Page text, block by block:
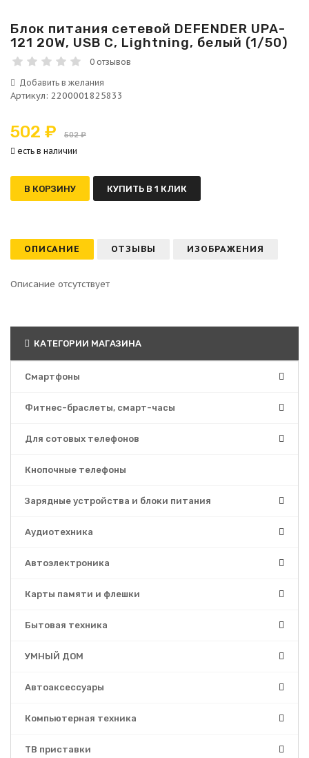
Блок питания сетевой DEFENDER UPA-
121 20W, USB C, Lightning, белый (1/50)
0 отзывов
Артикул: 2200001825833
502 ₽ 502 ₽
есть в наличии
В КОРЗИНУ КУПИТЬ В 1 КЛИК
ОПИСАНИЕ ОТЗЫВЫ ИЗОБРАЖЕНИЯ
Описание отсутствует
КАТЕГОРИИ МАГАЗИНА
Смартфоны
Фитнес-браслеты, смарт-часы
Для сотовых телефонов
Кнопочные телефоны
Зарядные устройства и блоки питания
Аудиотехника
Автоэлектроника
Карты памяти и флешки
Бытовая техника
УМНЫЙ ДОМ
Автоаксессуары
Компьютерная техника
ТВ приставки